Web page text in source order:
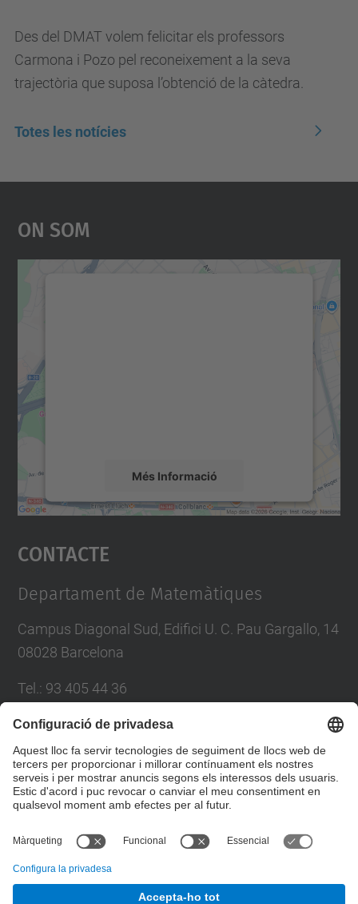
Des del DMAT volem felicitar els professors
Carmona i Pozo pel reconeixement a la seva
trajectòria que suposa l’obtenció de la càtedra.
Totes les notícies
On Som
Més Informació
Accepta
powered by
Contacte
Departament de Matemàtiques
Campus Diagonal Sud, Edifici U. C. Pau Gargallo, 14
08028 Barcelona
Tel. : 93 405 44 36
E-mail:administracio.mat@(upc.edu)
Directori UPC
Formulari de contacte
© UPCDepartament de Matemàtiques